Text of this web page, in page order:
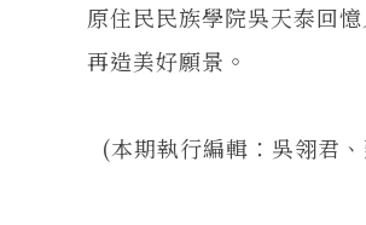
原住民民族學院吳天泰回
再造美好願景。
(本期執行編輯：吳翎君